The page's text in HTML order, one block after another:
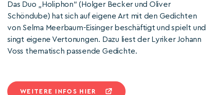
Das Duo „Holiphon“ (Holger Becker und Oliver
Schöndube) hat sich auf eigene Art mit den Gedichten
von Selma Meerbaum-Eisinger beschäftigt und spielt und
singt eigene Vertonungen. Dazu liest der Lyriker Johann
Voss thematisch passende Gedichte.
WEITERE INFOS HIER